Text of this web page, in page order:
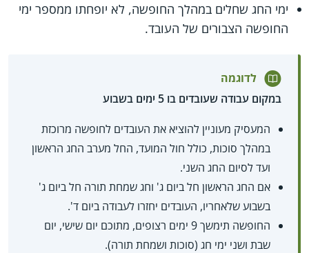
ימי החג שחלים במהלך החופשה, לא יופחתו ממספר ימי
החופשה הצבורים של העובד.
לדוגמה
במקום עבודה שעובדים בו 5 ימים בשבוע
המעסיק מעוניין להוציא את העובדים לחופשה מרוכזת
במהלך סוכות, כולל חול המועד, החל מערב החג הראשון
ועד לסיום החג השני.
אם החג הראשון חל ביום ג' וחג שמחת תורה חל ביום ג'
בשבוע שלאחריו, העובדים יחזרו לעבודה ביום ד'.
החופשה תימשך 9 ימים רצופים, מתוכם יום שישי, יום
שבת ושני ימי חג (סוכות ושמחת תורה).